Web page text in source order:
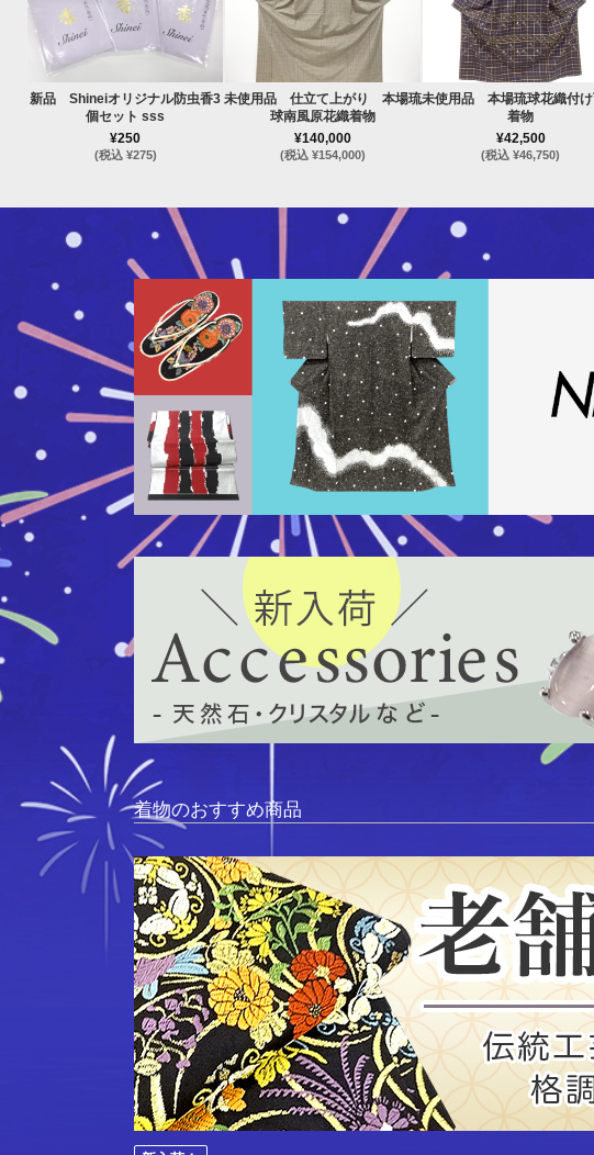
新品 Shineiオリジナル防虫香3
個セット sss
¥250
(税込 ¥275)
未使用品 仕立て上がり 本場琉
球南風原花織着物
¥140,000
(税込 ¥154,000)
未使用品 本場琉球花織付
着物
¥42,500
(税込 ¥46,750)
着物のおすすめ商品